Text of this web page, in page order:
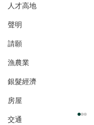
人才高地
聲明
請願
漁農業
銀髮經濟
房屋
交通